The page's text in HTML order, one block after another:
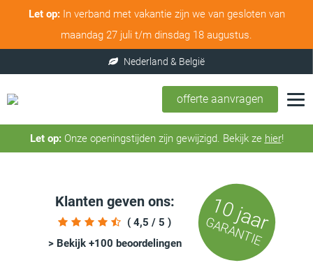
Let op:In verband met vakantie zijn we van gesloten van
maandag 27 juli t/m dinsdag 18 augustus.
offerte aanvragen
Let op:Onze openingstijden zijn gewijzigd. Bekijk ze hier!
Klanten geven ons:
( 4,5 / 5 )
> Bekijk +100 beoordelingen
10 jaar
GARANTIE